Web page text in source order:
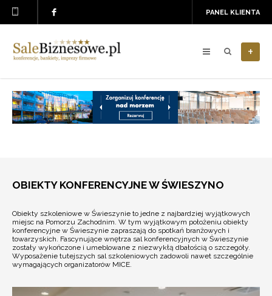
PANEL KLIENTA
+
OBIEKTY KONFERENCYJNE W ŚWIESZYNO
Obiekty szkoleniowe w Świeszynie to jedne z najbardziej wyjątkowych
miejsc na Pomorzu Zachodnim. W tym wyjątkowym położeniu obiekty
konferencyjne w Świeszynie zapraszają do spotkań branżowych i
towarzyskich. Fascynujące wnętrza sal konferencyjnych w Świeszynie
zostały wykończone i umeblowane z niezwykłą dbałością o szczegóły.
Wyposażenie tutejszych sal szkoleniowych zadowoli nawet szczególnie
wymagających organizatorów MICE.